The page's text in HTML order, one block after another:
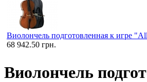
Виолончель подготовленная к игре
68 942.50 грн.
Виолончель